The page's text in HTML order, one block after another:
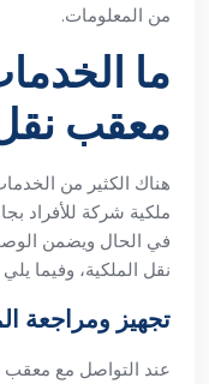
من المعلومات.
ما
معقب
هناك الكثير من
ملكية شركة للأفراد
في الحال ويضمن
نقل الملكية، وفيما
تجهيز ومراجعة
عند التواصل مع